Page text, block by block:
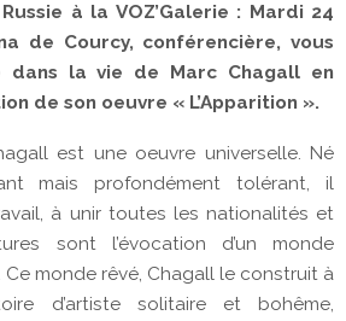
à la VOZ’Galerie : Mardi 24
de Courcy, conférencière, vous
dans la vie de Marc Chagall en
de son oeuvre « L’Apparition ».
est une oeuvre universelle. Né
mais profondément tolérant, il
à unir toutes les nationalités et
sont l’évocation d’un monde
monde rêvé, Chagall le construit à
d’artiste solitaire et bohême,